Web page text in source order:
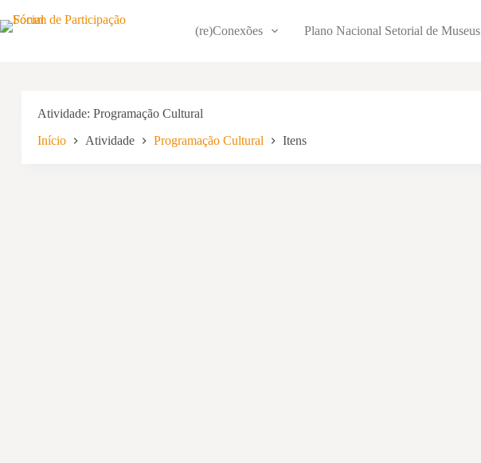
para
o
(re)Conexões Plano Nacional Setorial de Museus
Atividade Programação Cultural
Início Atividade Programação Cultural Itens